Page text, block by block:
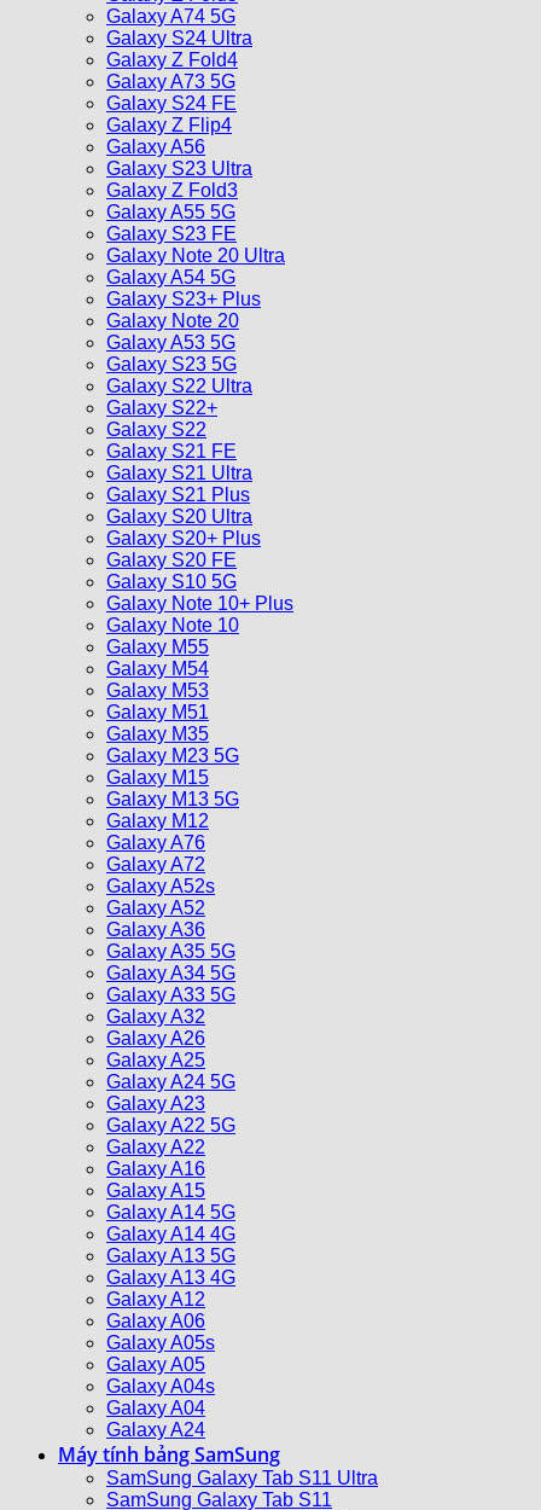
Galaxy A74 5G
Galaxy S24 Ultra
Galaxy Z Fold4
Galaxy A73 5G
Galaxy S24 FE
Galaxy Z Flip4
Galaxy A56
Galaxy S23 Ultra
Galaxy Z Fold3
Galaxy A55 5G
Galaxy S23 FE
Galaxy Note 20 Ultra
Galaxy A54 5G
Galaxy S23+ Plus
Galaxy Note 20
Galaxy A53 5G
Galaxy S23 5G
Galaxy S22 Ultra
Galaxy S22+
Galaxy S22
Galaxy S21 FE
Galaxy S21 Ultra
Galaxy S21 Plus
Galaxy S20 Ultra
Galaxy S20+ Plus
Galaxy S20 FE
Galaxy S10 5G
Galaxy Note 10+ Plus
Galaxy Note 10
Galaxy M55
Galaxy M54
Galaxy M53
Galaxy M51
Galaxy M35
Galaxy M23 5G
Galaxy M15
Galaxy M13 5G
Galaxy M12
Galaxy A76
Galaxy A72
Galaxy A52s
Galaxy A52
Galaxy A36
Galaxy A35 5G
Galaxy A34 5G
Galaxy A33 5G
Galaxy A32
Galaxy A26
Galaxy A25
Galaxy A24 5G
Galaxy A23
Galaxy A22 5G
Galaxy A22
Galaxy A16
Galaxy A15
Galaxy A14 5G
Galaxy A14 4G
Galaxy A13 5G
Galaxy A13 4G
Galaxy A12
Galaxy A06
Galaxy A05s
Galaxy A05
Galaxy A04s
Galaxy A04
Galaxy A24
Máy tính bảng SamSung
SamSung Galaxy Tab S11 Ultra
SamSung Galaxy Tab S11